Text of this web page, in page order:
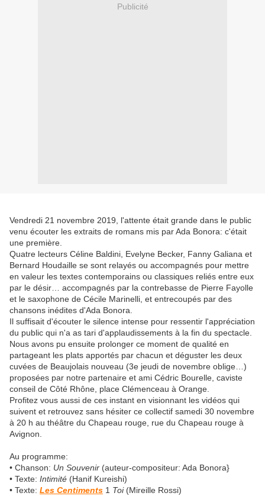
Publicité
Vendredi 21 novembre 2019, l'attente était grande dans le public
venu écouter les extraits de romans mis par Ada Bonora: c'était
une première.
Quatre lecteurs Céline Baldini, Evelyne Becker, Fanny Galiana et
Bernard Houdaille se sont relayés ou accompagnés pour mettre
en valeur les textes contemporains ou classiques reliés entre eux
par le désir… accompagnés par la contrebasse de Pierre Fayolle
et le saxophone de Cécile Marinelli, et entrecoupés par des
chansons inédites d'Ada Bonora.
Il suffisait d'écouter le silence intense pour ressentir l'appréciation
du public qui n'a as tari d'applaudissements à la fin du spectacle.
Nous avons pu ensuite prolonger ce moment de qualité en
partageant les plats apportés par chacun et déguster les deux
cuvées de Beaujolais nouveau (3e jeudi de novembre oblige…)
proposées par notre partenaire et ami Cédric Bourelle, caviste
conseil de Côté Rhône, place Clémenceau à Orange.
Profitez vous aussi de ces instant en visionnant les vidéos qui
suivent et retrouvez sans hésiter ce collectif samedi 30 novembre
à 20 h au théâtre du Chapeau rouge, rue du Chapeau rouge à
Avignon.
Au programme:
• Chanson: Un Souvenir (auteur-compositeur: Ada Bonora}
• Texte: Intimité (Hanif Kureishi)
• Texte: Les Centiments 1 Toi(Mireille Rossi)